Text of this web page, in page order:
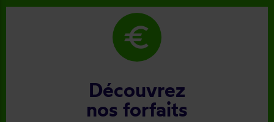
euro
Découvrez
nos forfaits